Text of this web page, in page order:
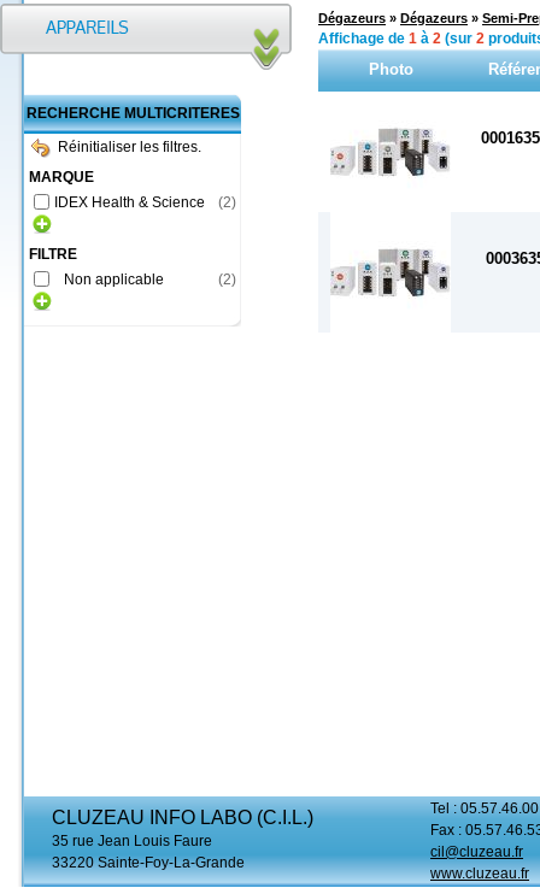
RECHERCHE MULTICRITERES
Réinitialiser les filtres.
MARQUE
IDEX Health & Science
(2)
FILTRE
Non applicable
(2)
Dégazeurs » Dégazeurs » Semi-
Affichage de 1 à 2 (sur 2
Photo
CLUZEAU INFO LABO (C.I.L.)
35 rue Jean Louis Faure
33220 Sainte-Foy-La-Grande
Tel :
Fax :
cil@cluzeau.fr
www.cluzeau.fr